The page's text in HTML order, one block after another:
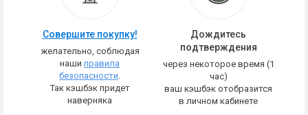
Совершите покупку!
желательно, соблюдая
наши правила
безопасности.
Так кэшбэк придет
наверняка
Дождитесь
подтверждения
через некоторое время (1
час)
ваш кэшбэк отобразится
в личном кабинете